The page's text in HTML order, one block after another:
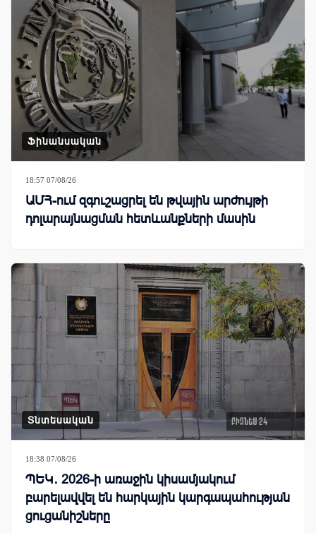
Ֆինանսական
18:57 07/08/26
ԱՄՀ-ում զգուշացրել են թվային արժույթի
դոլարայնացման հետևանքների մասին
Տնտեսական
18:38 07/08/26
ՊԵԿ․ 2026-ի առաջին կիսամյակում
բարելավվել են հարկային կարգապահության
ցուցանիշները